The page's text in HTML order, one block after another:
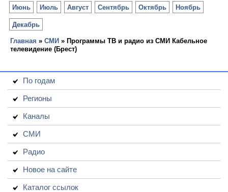
Июнь Июль Август Сентябрь Октябрь Ноябрь
Декабрь
Главная » СМИ » Программы ТВ и радио из СМИ Кабельное
телевидение (Брест)
По годам
Регионы
Каналы
СМИ
Радио
Новое на сайте
Каталог ссылок